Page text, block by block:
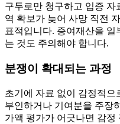
구두로만 청구하고 입증 자
역 확보가 늦어 사망 직전
표적입니다. 증여재산을
는 것도 주의해야 합니다.
분쟁이 확대되는 과정
초기에 자료 없이 감정적
부인하거나 기여분을 주장
가액 평가가 어긋나면 감정